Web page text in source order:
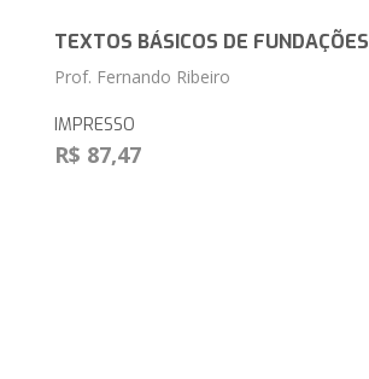
TEXTOS BÁSICOS DE FUNDAÇÕES
Prof. Fernando Ribeiro
IMPRESSO
R$ 87,47